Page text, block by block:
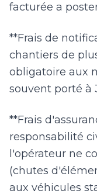
facturée a
**Frais de
chantiers de
obligatoire aux
souvent porté à
**Frais
responsabilité
l'opérateur ne
(chutes
aux véhicules